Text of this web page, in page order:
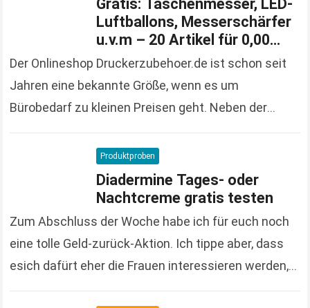
Gratis: Taschenmesser, LED-
Luftballons, Messerschärfer
u.v.m – 20 Artikel für 0,00
Euro bestellen
Der Onlineshop Druckerzubehoer.de ist schon seit
Jahren eine bekannte Größe, wenn es um
Bürobedarf zu kleinen Preisen geht. Neben der
Onlineshop auch immer wieder…
Produktproben
Diadermine Tages- oder
Nachtcreme gratis testen
Zum Abschluss der Woche habe ich für euch noch
eine tolle Geld-zurück-Aktion. Ich tippe aber, dass
esich dafürt eher die Frauen interessieren werden,